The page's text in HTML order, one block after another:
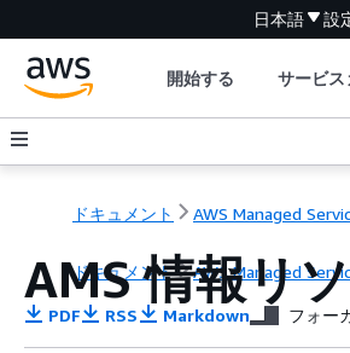
日本語 設
開始する サービス
ドキュメント AWS Managed
ドキュメント AWS Managed
AMS 情報リ
PDF RSS Markdown フォー